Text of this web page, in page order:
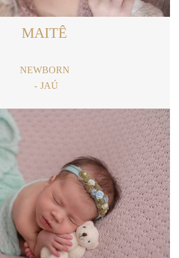
MAITÊ
NEWBORN
JAÚ